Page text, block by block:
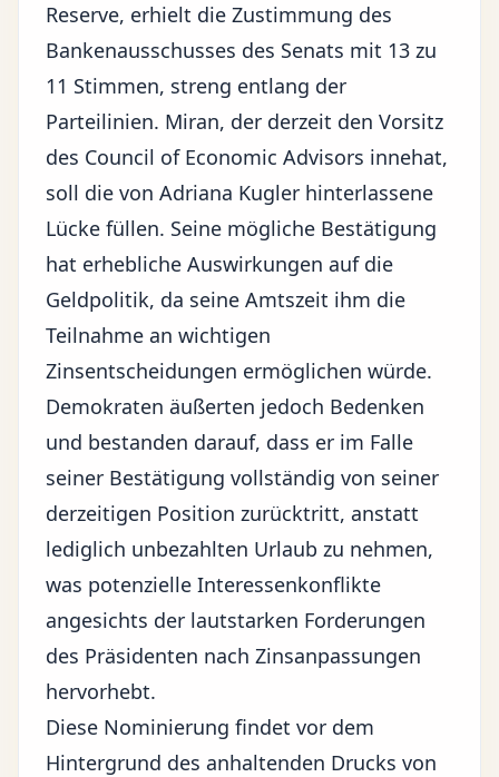
Reserve, erhielt die Zustimmung des
Bankenausschusses des Senats mit 13 zu
11 Stimmen, streng entlang der
Parteilinien. Miran, der derzeit den Vorsitz
des Council of Economic Advisors innehat,
soll die von Adriana Kugler hinterlassene
Lücke füllen. Seine mögliche Bestätigung
hat erhebliche Auswirkungen auf die
Geldpolitik, da seine Amtszeit ihm die
Teilnahme an wichtigen
Zinsentscheidungen ermöglichen würde.
Demokraten äußerten jedoch Bedenken
und bestanden darauf, dass er im Falle
seiner Bestätigung vollständig von seiner
derzeitigen Position zurücktritt, anstatt
lediglich unbezahlten Urlaub zu nehmen,
was potenzielle Interessenkonflikte
angesichts der lautstarken Forderungen
des Präsidenten nach Zinsanpassungen
hervorhebt.
Diese Nominierung findet vor dem
Hintergrund des anhaltenden Drucks von